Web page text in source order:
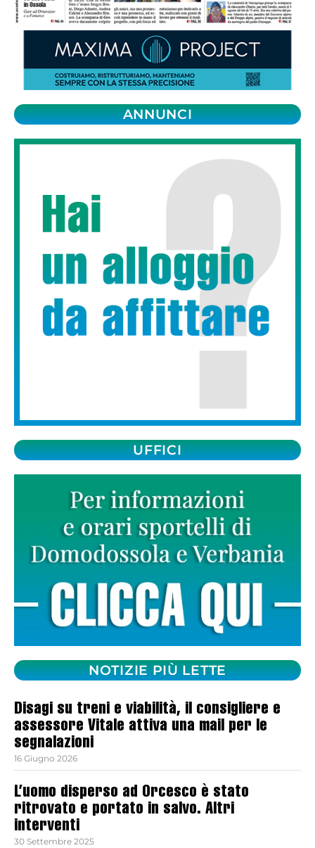
ANNUNCI
UFFICI
NOTIZIE PIÙ LETTE
Disagi su treni e viabilità, il consigliere e
assessore Vitale attiva una mail per le
segnalazioni
16 Giugno 2026
L’uomo disperso ad Orcesco è stato
ritrovato e portato in salvo. Altri
interventi
30 Settembre 2025